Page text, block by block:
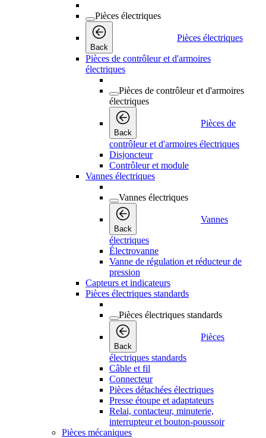
Pièces électriques
Back
Pièces électriques
Pièces de contrôleur et d'armoires
électriques
Pièces de contrôleur et d'armoires
électriques
Back
Pièces de
contrôleur et d'armoires électriques
Disjoncteur
Contrôleur et module
Vannes électriques
Vannes électriques
Back
Vannes
électriques
Électrovanne
Vanne de régulation et réducteur de
pression
Capteurs et indicateurs
Pièces électriques standards
Pièces électriques standards
Back
Pièces
électriques standards
Câble et fil
Connecteur
Pièces détachées électriques
Presse étoupe et adaptateurs
Relai, contacteur, minuterie,
interrupteur et bouton-poussoir
Pièces mécaniques